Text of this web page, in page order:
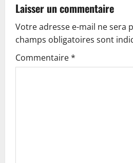
v
i
g
Laisser un commentaire
Votre adresse e-mail ne sera
champs obligatoires sont
Commentaire*